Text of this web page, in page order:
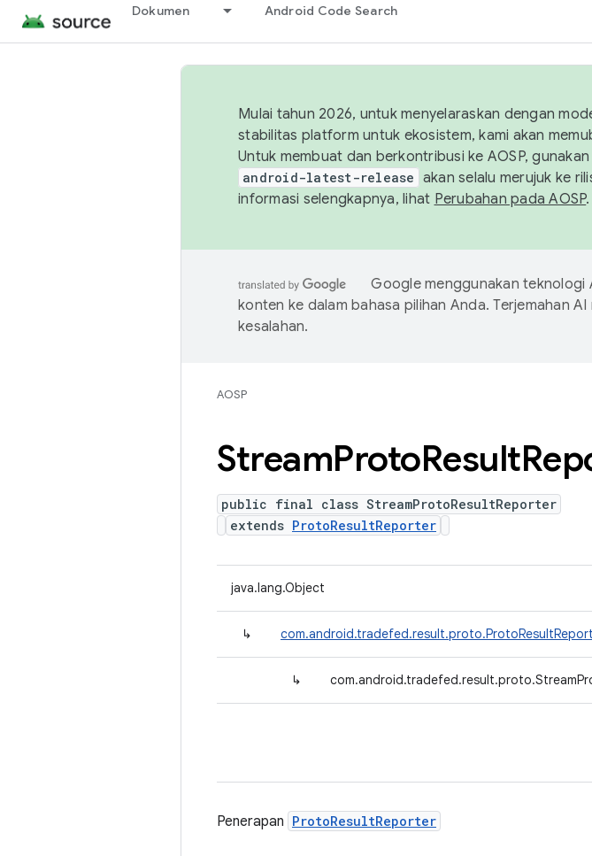
Dokumen Android Code Search
Mulai tahun 2026, untuk menyelaraskan dengan
stabilitas platform untuk ekosistem, kami akan
Untuk membuat dan berkontribusi ke AOSP, gunakan
android-latest-release akan selalu merujuk ke
informasi selengkapnya, lihat Perubahan pada AOSP.
Google menggunakan teknologi
konten ke dalam bahasa pilihan Anda. Terjemahan
kesalahan.
AOSP
StreamProtoResult
public final class StreamProtoResultReporter
extends ProtoResultReporter
java.lang.Object
↳
↳
Penerapan ProtoResultReporter